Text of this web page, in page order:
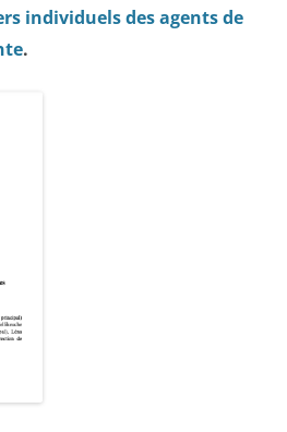
individuels des agents de
.